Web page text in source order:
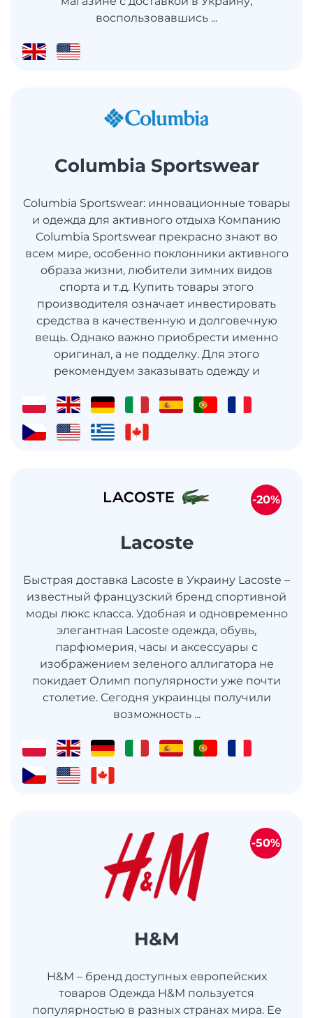
воспользовавшись ...
Columbia Sportswear
Columbia Sportswear: инновационные товары
и одежда для активного отдыха Компанию
Columbia Sportswear прекрасно знают во
всем мире, особенно поклонники активного
образа жизни, любители зимних видов
спорта и т.д. Купить товары этого
производителя означает инвестировать
средства в качественную и долговечную
вещь. Однако важно приобрести именно
оригинал, а не подделку. Для этого
рекомендуем заказывать одежду и
Lacoste
Быстрая доставка Lacoste в Украину Lacoste –
известный французский бренд спортивной
моды люкс класса. Удобная и одновременно
элегантная Lacoste одежда, обувь,
парфюмерия, часы и аксессуары с
изображением зеленого аллигатора не
покидает Олимп популярности уже почти
столетие. Сегодня украинцы получили
возможность ...
-20%
H&M
H&M – бренд доступных европейских
товаров Одежда H&M пользуется
популярностью в разных странах мира. Ее
-50%